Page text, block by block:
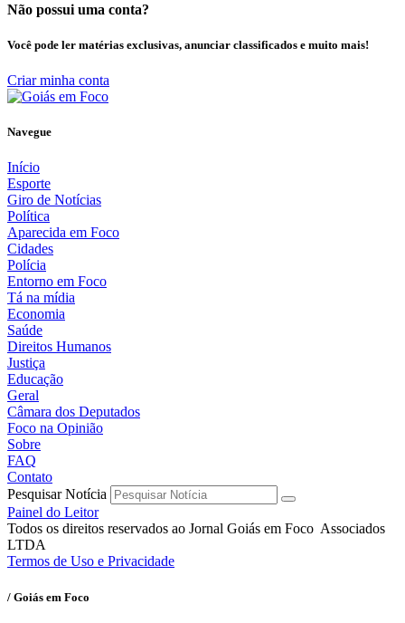
Não possui uma conta?
Você pode ler matérias exclusivas, anunciar classificados e muito mais!
Criar minha conta
Navegue
Início
Esporte
Giro de Notícias
Política
Aparecida em Foco
Cidades
Polícia
Entorno em Foco
Tá na mídia
Economia
Saúde
Direitos Humanos
Justiça
Educação
Geral
Câmara dos Deputados
Foco na Opinião
Sobre
FAQ
Contato
Pesquisar Notícia
Painel do Leitor
Todos os direitos reservados ao Jornal Goiás em Foco Associados
LTDA
Termos de Uso e Privacidade
/ Goiás em Foco